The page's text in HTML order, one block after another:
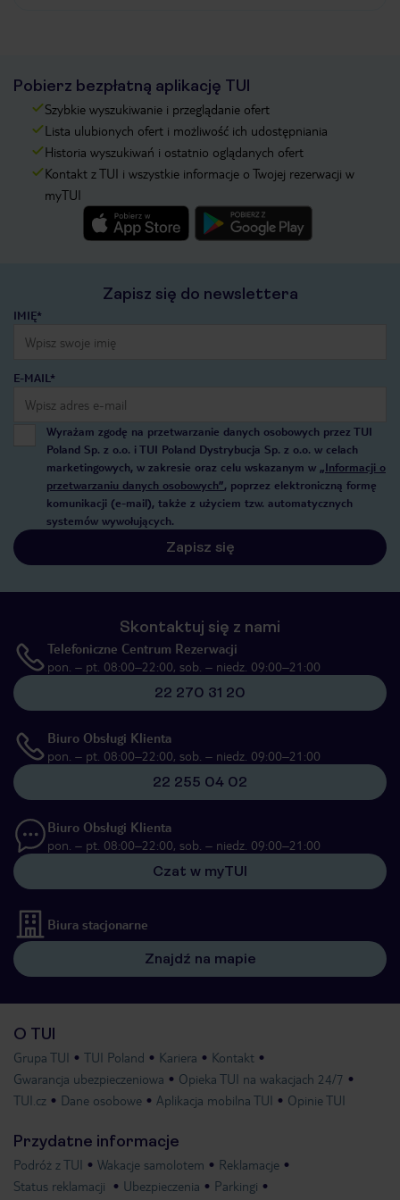
Pobierz bezpłatną aplikację TUI
Szybkie wyszukiwanie i przeglądanie ofert
Lista ulubionych ofert i możliwość ich udostępniania
Historia wyszukiwań i ostatnio oglądanych ofert
Kontakt z TUI i wszystkie informacje o Twojej rezerwacji w
myTUI
Zapisz się do newslettera
IMIĘ*
E-MAIL*
Wyrażam zgodę na przetwarzanie danych osobowych przez TUI
Poland Sp. z o.o. i TUI Poland Dystrybucja Sp. z o.o. w celach
marketingowych, w zakresie oraz celu wskazanym w „Informacji o
przetwarzaniu danych osobowych”, poprzez elektroniczną formę
komunikacji (e-mail), także z użyciem tzw. automatycznych
systemów wywołujących.
Zapisz się
Skontaktuj się z nami
Telefoniczne Centrum Rezerwacji
pon. – pt. 08:00–22:00, sob. – niedz. 09:00–21:00
22 270 31 20
Biuro Obsługi Klienta
pon. – pt. 08:00–22:00, sob. – niedz. 09:00–21:00
22 255 04 02
Biuro Obsługi Klienta
pon. – pt. 08:00–22:00, sob. – niedz. 09:00–21:00
Czat w myTUI
Biura stacjonarne
Znajdź na mapie
O TUI
Grupa TUI TUI Poland Kariera
Kontakt
Gwarancja ubezpieczeniowa
Opieka TUI na wakacjach 24/7
TUI.cz
Dane osobowe Aplikacja mobilna TUI Opinie TUI
Przydatne informacje
Podróż z TUI Wakacje samolotem
Reklamacje
Status reklamacji
Ubezpieczenia
Parkingi